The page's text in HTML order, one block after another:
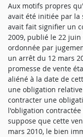
Aux motifs propres
avait été initiée par la
avait fait signifier un
2009, publié le 22
ordonnée par
un arrêt du 12 mars
promesse de vente
aliéné à la date de
une obligation
contracter une
l'obligation
suppose que cette
mars 2010, le bien